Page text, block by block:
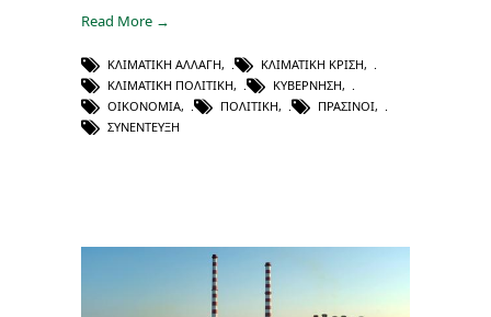
Read More →
ΚΛΙΜΑΤΙΚΉ ΑΛΛΑΓΉ, ΚΛΙΜΑΤΙΚΉ ΚΡΊΣΗ,
ΚΛΙΜΑΤΙΚΉ ΠΟΛΙΤΙΚΉ, ΚΥΒΈΡΝΗΣΗ,
ΟΙΚΟΝΟΜΊΑ, ΠΟΛΙΤΙΚΉ, ΠΡΆΣΙΝΟΙ,
ΣΥΝΈΝΤΕΥΞΗ